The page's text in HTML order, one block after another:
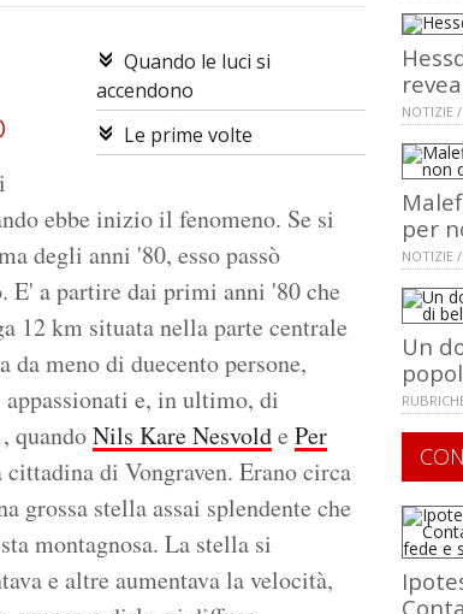
Quando le luci si
accendono
Le prime volte
ebbe inizio il fenomeno. Se si
degli anni '80, esso passò
E' a partire dai primi anni '80 che
12 km situata nella parte centrale
meno di duecento persone,
e, in ultimo, di
quandoNils Kare Nesvolde Per
di Vongraven. Erano circa
grossa stella assai splendente che
montagnosa. La stella si
e altre aumentava la velocità,
NOTIZIE
per
NOTIZIE
Un